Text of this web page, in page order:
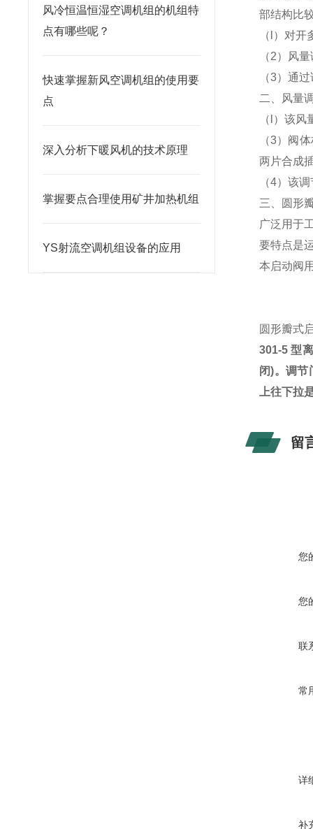
风冷恒温恒湿空调机组的机组特
点有哪些呢？
快速掌握新风空调机组的使用要
点
深入分析下暖风机的技术原理
掌握要点合理使用矿井加热机组
YS射流空调机组设备的应用
部结构比
（l）对
（2）风
（3）通
二、风量
（l）该
（3） 阀
两片合成
（4）该
三、
圆形
广泛用于
要特点是
本启动阀
圆形瓣式
301-5型
闭)。调节
上往下拉
留
您
您
联
常
详
补